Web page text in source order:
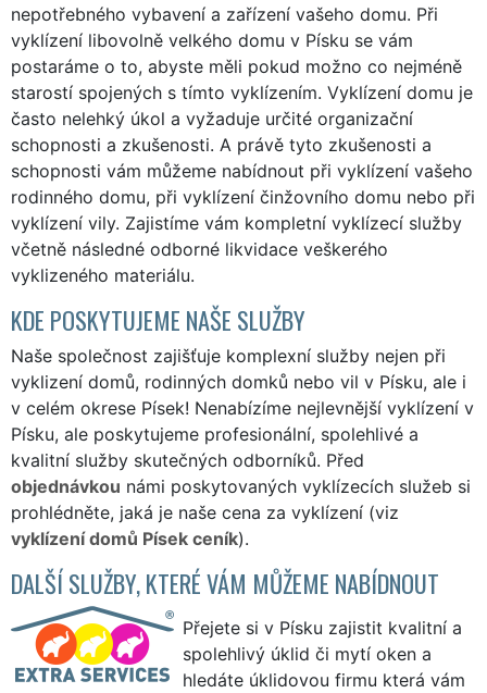
nepotřebného vybavení a zařízení vašeho domu. Při
vyklízení libovolně velkého domu v Písku se vám
postaráme o to, abyste měli pokud možno co nejméně
starostí spojených s tímto vyklízením. Vyklízení domu je
často nelehký úkol a vyžaduje určité organizační
schopnosti a zkušenosti. A právě tyto zkušenosti a
schopnosti vám můžeme nabídnout při vyklízení vašeho
rodinného domu, při vyklízení činžovního domu nebo při
vyklízení vily. Zajistíme vám kompletní vyklízecí služby
včetně následné odborné likvidace veškerého
vyklizeného materiálu.
KDE POSKYTUJEME NAŠE SLUŽBY
Naše společnost zajišťuje komplexní služby nejen při
vyklizení domů, rodinných domků nebo vil v Písku, ale i
v celém okrese Písek! Nenabízíme nejlevnější vyklízení v
Písku, ale poskytujeme profesionální, spolehlivé a
kvalitní služby skutečných odborníků. Před
objednávkou námi poskytovaných vyklízecích služeb si
prohlédněte, jaká je naše cena za vyklízení (viz
vyklízení domů Písek ceník).
DALŠÍ SLUŽBY, KTERÉ VÁM MŮŽEME NABÍDNOUT
Přejete si v Písku zajistit kvalitní a
spolehlivý úklid či mytí oken a
hledáte úklidovou firmu která vám